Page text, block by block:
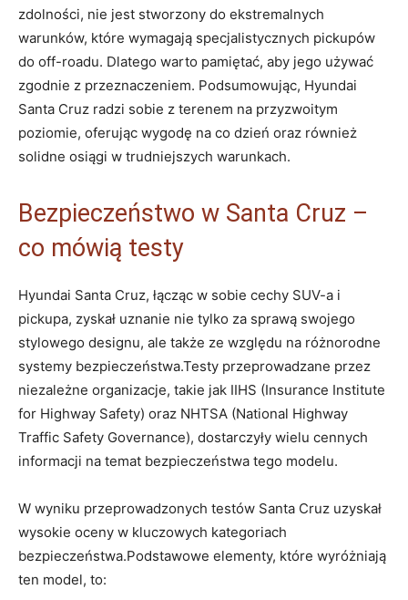
zdolności, nie ⁢jest stworzony do ekstremalnych
warunków, które ⁣wymagają⁢ specjalistycznych pickupów
‍do off-roadu. Dlatego​ warto ⁤pamiętać, aby jego⁤ używać‌
zgodnie z​ przeznaczeniem. Podsumowując, Hyundai
Santa‍ Cruz⁢ radzi sobie ‌z terenem ​na przyzwoitym‍
poziomie, oferując wygodę ⁢na co‌ dzień ⁣oraz również
solidne ‍osiągi w trudniejszych warunkach.
Bezpieczeństwo w Santa Cruz –
co mówią testy
Hyundai Santa Cruz, łącząc w sobie cechy SUV-a ‌i
pickupa, zyskał uznanie nie tylko za⁣ sprawą swojego‌
stylowego designu, ale także ze względu na różnorodne⁣
systemy ​bezpieczeństwa.Testy przeprowadzane przez
niezależne organizacje, takie jak IIHS (Insurance⁤ Institute
for Highway Safety) oraz NHTSA (National Highway⁣
Traffic Safety ‌Governance), dostarczyły wielu cennych
informacji na temat bezpieczeństwa tego⁢ modelu.
W wyniku ​przeprowadzonych ⁤testów Santa Cruz⁣ uzyskał
wysokie ⁣oceny‌ w⁣ kluczowych kategoriach
bezpieczeństwa.Podstawowe elementy,‍ które wyróżniają
ten model, to: